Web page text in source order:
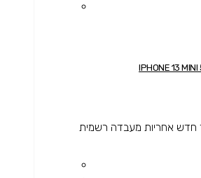
חדש אחריות מעבדה רשמית